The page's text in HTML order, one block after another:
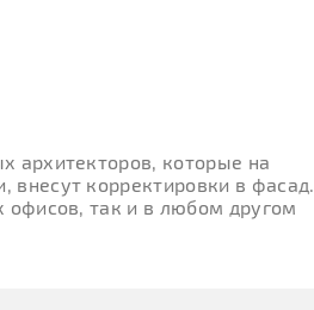
архитекторов, которые на
внесут корректировки в фасад.
офисов, так и в любом другом